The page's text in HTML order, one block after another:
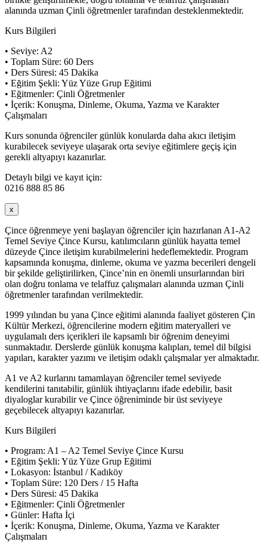
alanında uzman Çinli öğretmenler tarafından desteklenmektedir.
Kurs Bilgileri
• Seviye: A2
• Toplam Süre: 60 Ders
• Ders Süresi: 45 Dakika
• Eğitim Şekli: Yüz Yüze Grup Eğitimi
• Eğitmenler: Çinli Öğretmenler
• İçerik: Konuşma, Dinleme, Okuma, Yazma ve Karakter
Çalışmaları
Kurs sonunda öğrenciler günlük konularda daha akıcı iletişim
kurabilecek seviyeye ulaşarak orta seviye eğitimlere geçiş için
gerekli altyapıyı kazanırlar.
Detaylı bilgi ve kayıt için:
0216 888 85 86
x
Çince öğrenmeye yeni başlayan öğrenciler için hazırlanan A1-A2
Temel Seviye Çince Kursu, katılımcıların günlük hayatta temel
düzeyde Çince iletişim kurabilmelerini hedeflemektedir. Program
kapsamında konuşma, dinleme, okuma ve yazma becerileri dengeli
bir şekilde geliştirilirken, Çince’nin en önemli unsurlarından biri
olan doğru tonlama ve telaffuz çalışmaları alanında uzman Çinli
öğretmenler tarafından verilmektedir.
1999 yılından bu yana Çince eğitimi alanında faaliyet gösteren Çin
Kültür Merkezi, öğrencilerine modern eğitim materyalleri ve
uygulamalı ders içerikleri ile kapsamlı bir öğrenim deneyimi
sunmaktadır. Derslerde günlük konuşma kalıpları, temel dil bilgisi
yapıları, karakter yazımı ve iletişim odaklı çalışmalar yer almaktadır.
A1 ve A2 kurlarını tamamlayan öğrenciler temel seviyede
kendilerini tanıtabilir, günlük ihtiyaçlarını ifade edebilir, basit
diyaloglar kurabilir ve Çince öğreniminde bir üst seviyeye
geçebilecek altyapıyı kazanırlar.
Kurs Bilgileri
• Program: A1 – A2 Temel Seviye Çince Kursu
• Eğitim Şekli: Yüz Yüze Grup Eğitimi
• Lokasyon: İstanbul / Kadıköy
• Toplam Süre: 120 Ders / 15 Hafta
• Ders Süresi: 45 Dakika
• Eğitmenler: Çinli Öğretmenler
• Günler: Hafta İçi
• İçerik: Konuşma, Dinleme, Okuma, Yazma ve Karakter
Çalışmaları